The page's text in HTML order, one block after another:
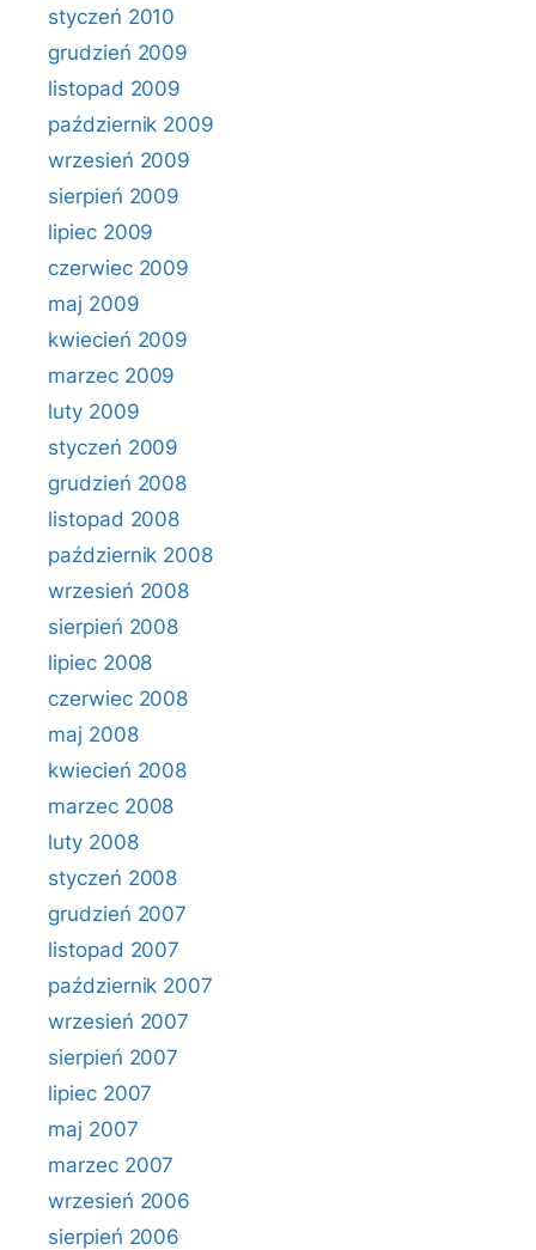
styczeń 2010
grudzień 2009
listopad 2009
październik 2009
wrzesień 2009
sierpień 2009
lipiec 2009
czerwiec 2009
maj 2009
kwiecień 2009
marzec 2009
luty 2009
styczeń 2009
grudzień 2008
listopad 2008
październik 2008
wrzesień 2008
sierpień 2008
lipiec 2008
czerwiec 2008
maj 2008
kwiecień 2008
marzec 2008
luty 2008
styczeń 2008
grudzień 2007
listopad 2007
październik 2007
wrzesień 2007
sierpień 2007
lipiec 2007
maj 2007
marzec 2007
wrzesień 2006
sierpień 2006